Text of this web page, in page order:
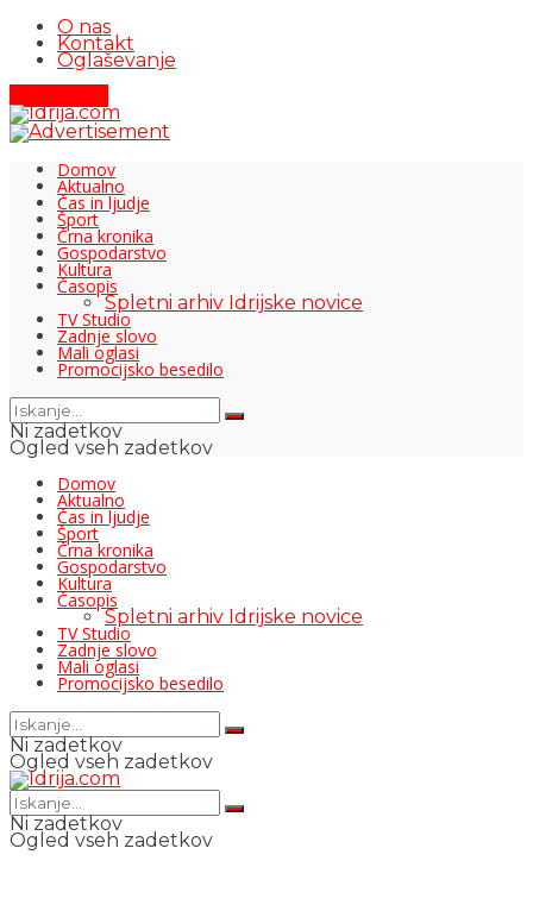
O nas
Kontakt
Oglaševanje
Domov
Aktualno
Čas in ljudje
Šport
Črna kronika
Gospodarstvo
Kultura
Časopis
Spletni arhiv Idrijske novice
TV Studio
Zadnje slovo
Mali oglasi
Promocijsko besedilo
Ni zadetkov
Ogled vseh zadetkov
Domov
Aktualno
Čas in ljudje
Šport
Črna kronika
Gospodarstvo
Kultura
Časopis
Spletni arhiv Idrijske novice
TV Studio
Zadnje slovo
Mali oglasi
Promocijsko besedilo
Ni zadetkov
Ogled vseh zadetkov
Ni zadetkov
Ogled vseh zadetkov